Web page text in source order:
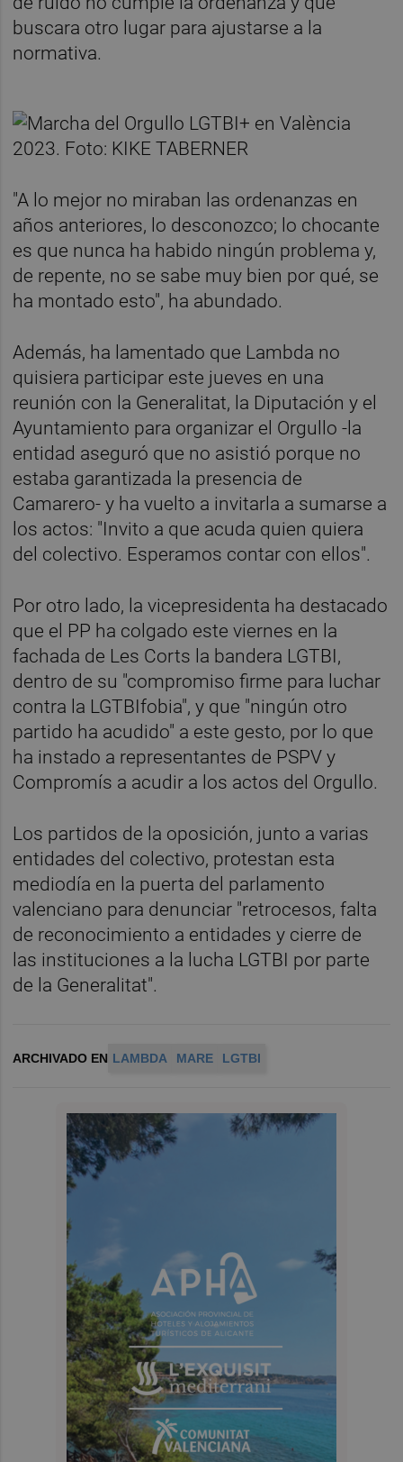
buscara otro lugar para ajustarse a la
normativa.
"A lo mejor no miraban las ordenanzas en
años anteriores, lo desconozco; lo chocante
es que nunca ha habido ningún problema y,
de repente, no se sabe muy bien por qué, se
ha montado esto", ha abundado.
Además, ha lamentado que Lambda no
quisiera participar este jueves en una
reunión con la Generalitat, la Diputación y el
Ayuntamiento para organizar el Orgullo -la
entidad aseguró que no asistió porque no
estaba garantizada la presencia de
Camarero- y ha vuelto a invitarla a sumarse a
los actos: "Invito a que acuda quien quiera
del colectivo. Esperamos contar con ellos".
Por otro lado, la vicepresidenta ha destacado
que el PP ha colgado este viernes en la
fachada de Les Corts la bandera LGTBI,
dentro de su "compromiso firme para luchar
contra la LGTBIfobia", y que "ningún otro
partido ha acudido" a este gesto, por lo que
ha instado a representantes de PSPV y
Compromís a acudir a los actos del Orgullo.
Los partidos de la oposición, junto a varias
entidades del colectivo, protestan esta
mediodía en la puerta del parlamento
valenciano para denunciar "retrocesos, falta
de reconocimiento a entidades y cierre de
las instituciones a la lucha LGTBI por parte
de la Generalitat".
ARCHIVADO EN LAMBDA MARE LGTBI